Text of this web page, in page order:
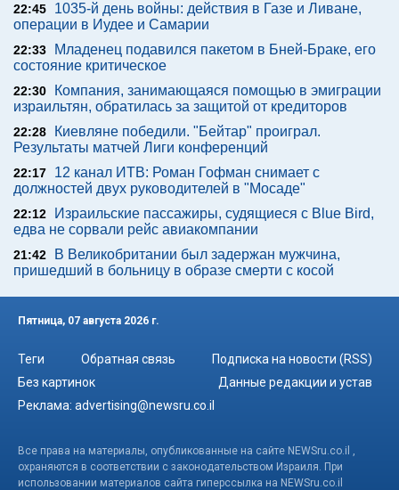
22:45
1035-й день войны: действия в Газе и Ливане,
операции в Иудее и Самарии
22:33
Младенец подавился пакетом в Бней-Браке, его
состояние критическое
22:30
Компания, занимающаяся помощью в эмиграции
израильтян, обратилась за защитой от кредиторов
22:28
Киевляне победили. "Бейтар" проиграл.
Результаты матчей Лиги конференций
22:17
12 канал ИТВ: Роман Гофман снимает с
должностей двух руководителей в "Мосаде"
22:12
Израильские пассажиры, судящиеся с Blue Bird,
едва не сорвали рейс авиакомпании
21:42
В Великобритании был задержан мужчина,
пришедший в больницу в образе смерти с косой
Пятница, 07 августа 2026 г.
Теги Обратная связь
Подписка на новости (RSS)
Без картинок
Данные редакции и устав
Реклама: advertising@newsru.co.il
Все права на материалы, опубликованные на сайте NEWSru.co.il ,
охраняются в соответствии с законодательством Израиля. При
использовании материалов сайта гиперссылка на NEWSru.co.il